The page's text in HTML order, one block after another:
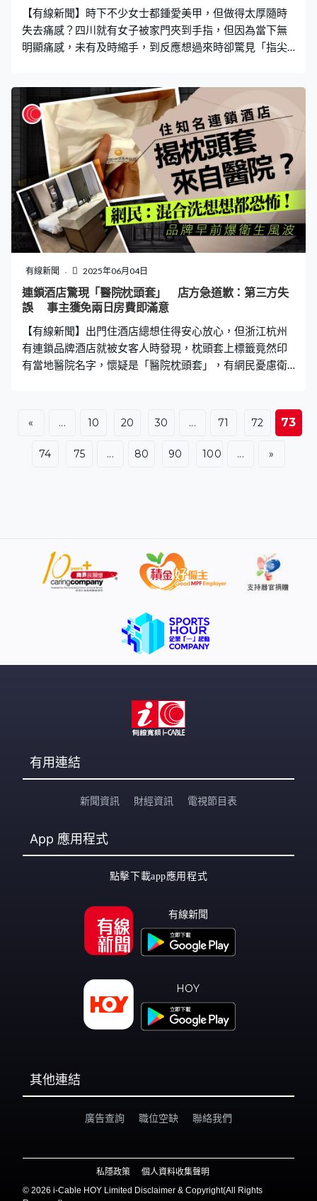
回覆，甚至威脅控告勒索及誹謗。
【有線新聞】時下不少女士都鍾愛美甲，但做得太厚隨時
失去痛感？四川就有女子被家門夾到手指，但因為當下無
明顯痛感，未有及時縮手，到反應想過來時卻驚見「指尖
前在家被門夾到左手無名指，但當下並無明顯痛感。事主
憶述指感覺到手指碰到了門框，「但那種觸感很模糊，不
像平時那麼清晰尖銳」，等自己反應過來抽手時卻為時已
晚，發現無名指皮膚破裂、大量出血，指尖更當場離斷。
她到四川省骨科醫院求診，需要進行斷指再植手術。主診
醫生估計或因美甲做得太厚，導致手指末梢感知失靈，
「手指末節和指甲下方的區域，是全身神經末梢分布最密
集的部位之一，這裡密布著感知觸覺、壓覺、溫覺和痛覺
的精密『傳感器』，這些『傳感器』，能及時感知潛在危
險，並瞬間觸發縮手反射，保護手部免受傷害。」 醫生籲
勿長時間戴 應選輕薄款式 醫生指時下流行的光療甲油
膠、水晶甲、延長甲等，相當於在敏感指尖神經末梢上覆
蓋厚厚「絕緣層」，會令手部觸感顯著減弱、痛覺傳導延
指受傷，而無名指獨立性相對最差，當指尖感覺因
有線新聞 2025年06月04日
連鎖酒店驚現「醫院枕頭套」 店方急道歉：第三方失
誤 事主獲免兩日房費即滿意
【有線新聞】出門住酒店總想住得安心放心，但浙江杭州
有連鎖品牌酒店就被女客人時發現，枕頭套上標籤竟然印
有當地醫院名字，懷疑是「醫院枕頭套」，有網民憂慮衛
州「亞朵酒店」，無意間發現枕頭套標籤印有「杭州禦湘
湖未來醫院」，與酒店本身「亞朵生活」標誌明顯不一
樣，「一開始我以為是和別的飯店混用了，結果仔細一
院作為特殊場所，布草應該有更嚴格的清洗和管理流
程」，也有人擔心兩者混用會引發病菌傳播，「重點不是
酒店工作人員或配送失誤，而是酒店和醫院布草混合洗
壺不乾淨，怕浴巾不乾淨，怕偷拍」、「發現就是第一
例，沒發現就是不知道多少例了，你還敢保證沒問
題？」。 業界指醫院規定嚴格 布草絕不能混合洗滌 記者
« ... 10 20 30 ... 71 72 73
74 75 ... 80 90 100 ... »
有用連結
新聞資訊 財經資訊 電視節目表
App 應用程式
點擊下載app應用程式
有線新聞
HOY
其他連結
廣告查詢 職位空缺 聯絡我們
私隱政策
個人資料收集聲明
© 2026 i-Cable HOY Limited Disclaimer & Copyright(All Rights